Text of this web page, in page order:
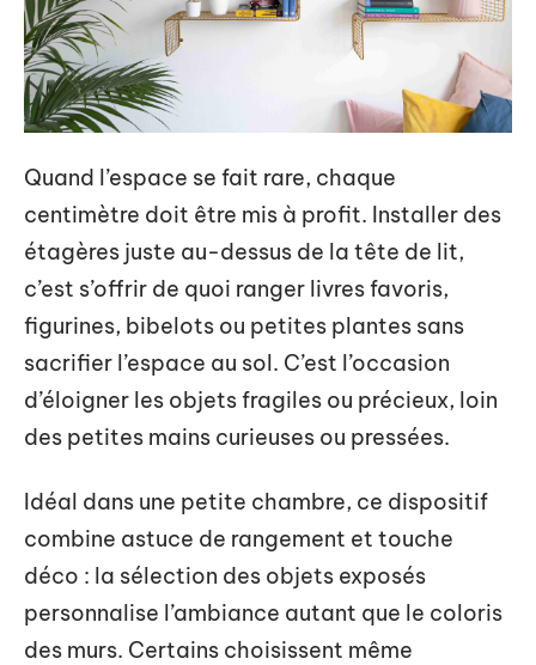
Quand l’espace se fait rare, chaque
centimètre doit être mis à profit. Installer des
étagères juste au-dessus de la tête de lit,
c’est s’offrir de quoi ranger livres favoris,
figurines, bibelots ou petites plantes sans
sacrifier l’espace au sol. C’est l’occasion
d’éloigner les objets fragiles ou précieux, loin
des petites mains curieuses ou pressées.
Idéal dans une petite chambre, ce dispositif
combine astuce de rangement et touche
déco : la sélection des objets exposés
personnalise l’ambiance autant que le coloris
des murs. Certains choisissent même